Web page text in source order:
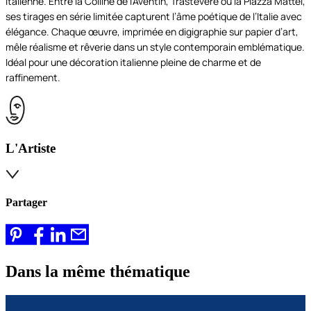
ses tirages en série limitée capturent l’âme poétique de l’Italie avec
élégance. Chaque œuvre, imprimée en digigraphie sur papier d’art,
mêle réalisme et rêverie dans un style contemporain emblématique.
Idéal pour une décoration italienne pleine de charme et de
raffinement.
L'Artiste
Partager
Dans la même thématique